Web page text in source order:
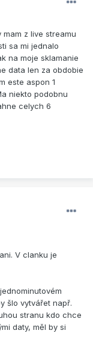
z live streamu
sa mi jednalo
na moje sklamanie
data len za obdobie
este aspon 1
niekto podobnu
celych 6
V clanku je
šlo vytvářet např.
stranu kdo chce
daty, měl by si